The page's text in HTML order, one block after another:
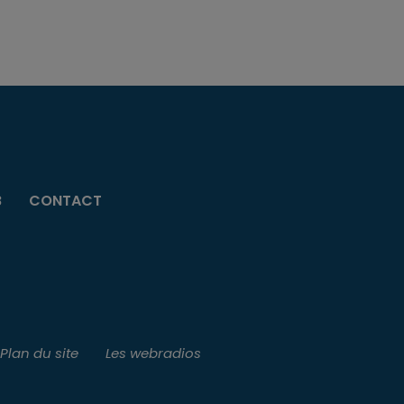
CONTACT
Plan du site Les webradios